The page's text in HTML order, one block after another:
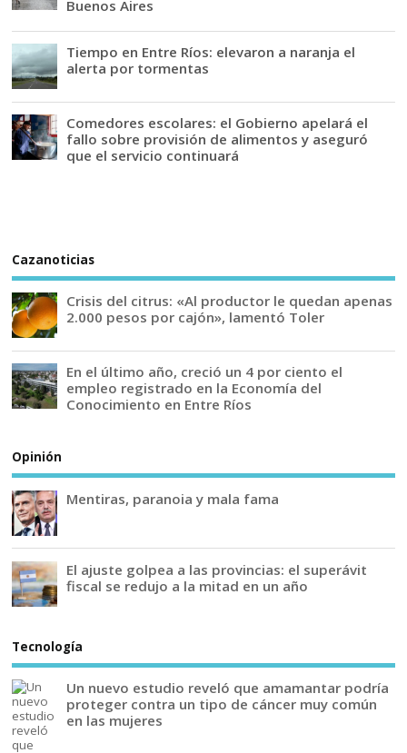
Buenos Aires
Tiempo en Entre Ríos: elevaron a naranja el
alerta por tormentas
Comedores escolares: el Gobierno apelará el
fallo sobre provisión de alimentos y aseguró
que el servicio continuará
Cazanoticias
Crisis del citrus: «Al productor le quedan apenas
2.000 pesos por cajón», lamentó Toler
En el último año, creció un 4 por ciento el
empleo registrado en la Economía del
Conocimiento en Entre Ríos
Opinión
Mentiras, paranoia y mala fama
El ajuste golpea a las provincias: el superávit
fiscal se redujo a la mitad en un año
Tecnología
Un nuevo estudio reveló que amamantar podría
proteger contra un tipo de cáncer muy común
en las mujeres